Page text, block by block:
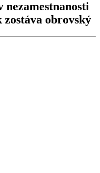
zostáva obrovský